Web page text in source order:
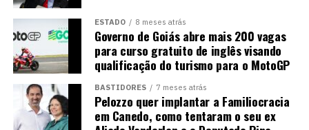
ESTADO 8 meses atrás
Governo de Goiás abre mais 200 vagas
para curso gratuito de inglês visando
qualificação do turismo para o MotoGP
BASTIDORES 7 meses atrás
Pelozzo quer implantar a Familiocracia
em Canedo, como tentaram o seu ex